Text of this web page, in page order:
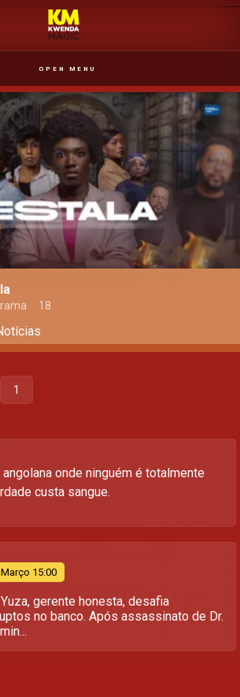
OPEN MENU
18
1
onde ninguém é totalmente
custa sangue.
15:00
gerente honesta, desafia
no banco. Após assassinato de Dr.